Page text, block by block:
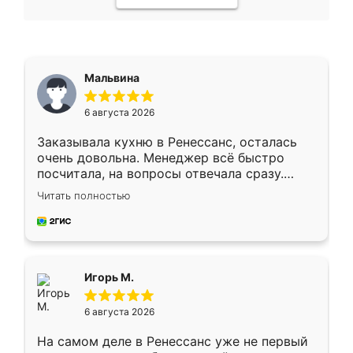
Мальвина
6 августа 2026
Заказывала кухню в Ренессанс, осталась
очень довольна. Менеджер всё быстро
посчитала, на вопросы отвечала сразу.
Замерщик приехал в субботу, подошёл к
делу со всей ответственностью. Собрали
за день, ребята работали аккуратно, даже
Читать полностью
Игорь М.
6 августа 2026
На самом деле в Ренессанс уже не первый